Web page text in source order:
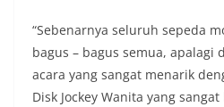
Polri dengan
to Door System ini
implementasi program
mengedepankan
personel Kepolisian
“Sebenarnya seluruh sepeda
bagus – bagus semua, apalagi
acara yang sangat menarik
Disk Jockey Wanita yang